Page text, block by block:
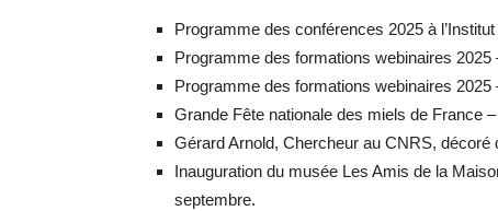
Programme des conférences 2025 à
Programme des formations webinaires
Programme des formations webinaires
Grande Fête nationale des miels de France
Gérard Arnold, Chercheur au CNRS,
Inauguration du musée Les Amis de la
septembre.